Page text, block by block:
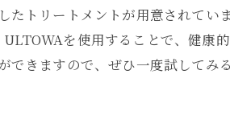
トリートメントが用意されてい
を使用することで、健康
きますので、ぜひ一度試してみ